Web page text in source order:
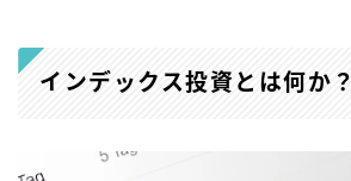
インデックス投資とは何か？